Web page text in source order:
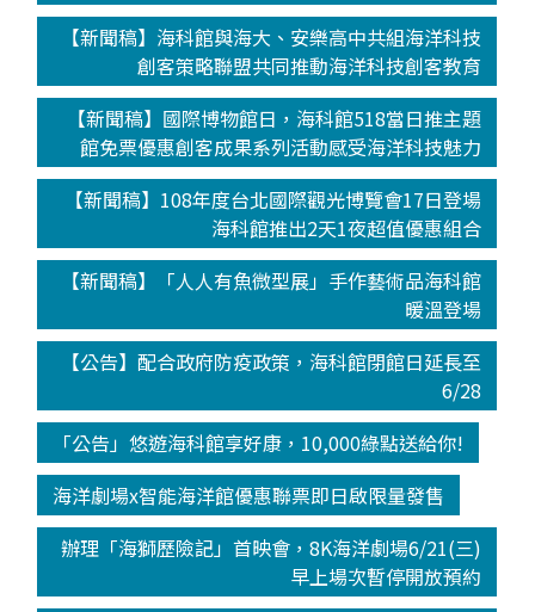
【新聞稿】海科館與海大、安樂高中共組海洋科技
創客策略聯盟共同推動海洋科技創客教育
【新聞稿】國際博物館日，海科館518當日推主題
館免票優惠創客成果系列活動感受海洋科技魅力
【新聞稿】108年度台北國際觀光博覽會17日登場
海科館推出2天1夜超值優惠組合
【新聞稿】「人人有魚微型展」手作藝術品海科館
暖溫登場
【公告】配合政府防疫政策，海科館閉館日延長至
6/28
「公告」悠遊海科館享好康，10,000綠點送給你!
海洋劇場x智能海洋館優惠聯票即日啟限量發售
辦理「海獅歷險記」首映會，8K海洋劇場6/21(三)
早上場次暫停開放預約